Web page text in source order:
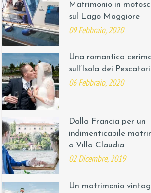
Matrimonio in
sul Lago Maggiore
09 Febbraio, 2020
Una romantica
sull’Isola dei Pescatori
06 Febbraio, 2020
Dalla Francia per un
indimenticabile
a Villa Claudia
02 Dicembre, 2019
Un matrimonio